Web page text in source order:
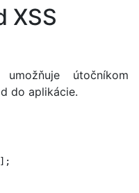
XSS
útočníkom
do aplikácie.